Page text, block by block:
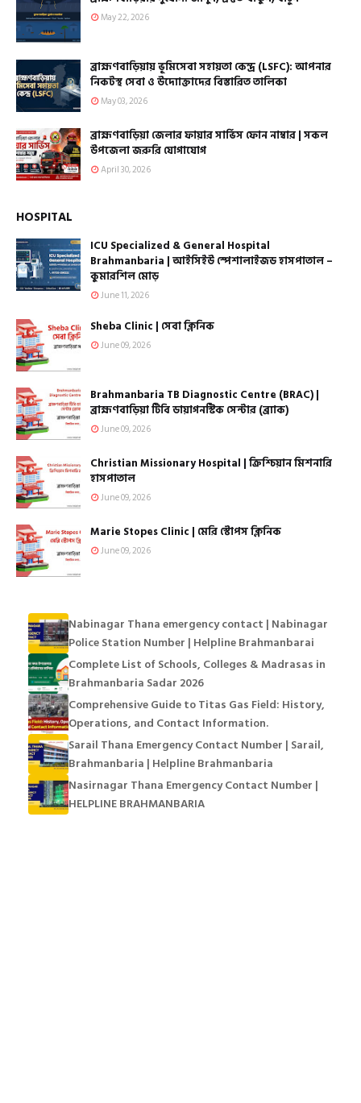
May 22, 2026
ব্রাহ্মণবাড়িয়ায় ভূমিসেবা সহায়তা কেন্দ্র (LSFC): আপনার
নিকটস্থ সেবা ও উদ্যোক্তাদের বিস্তারিত তালিকা
May 03, 2026
ব্রাহ্মণবাড়িয়া জেলার ফায়ার সার্ভিস ফোন নাম্বার | সকল
উপজেলা জরুরি যোগাযোগ
April 30, 2026
HOSPITAL
ICU Specialized & General Hospital
Brahmanbaria | আইসিইউ স্পেশালাইজড হাসপাতাল –
কুমারশিল মোড়
June 11, 2026
Sheba Clinic | সেবা ক্লিনিক
June 09, 2026
Brahmanbaria TB Diagnostic Centre (BRAC) |
ব্রাহ্মণবাড়িয়া টিবি ডায়াগনস্টিক সেন্টার (ব্র্যাক)
June 09, 2026
Christian Missionary Hospital | ক্রিশ্চিয়ান মিশনারি
হাসপাতাল
June 09, 2026
Marie Stopes Clinic | মেরি স্টোপস ক্লিনিক
June 09, 2026
Nabinagar Thana emergency contact | Nabinagar
Police Station Number | Helpline Brahmanbarai
Complete List of Schools, Colleges & Madrasas in
Brahmanbaria Sadar 2026
Comprehensive Guide to Titas Gas Field: History,
Operations, and Contact Information.
Sarail Thana Emergency Contact Number | Sarail,
Brahmanbaria | Helpline Brahmanbaria
Nasirnagar Thana Emergency Contact Number |
HELPLINE BRAHMANBARIA